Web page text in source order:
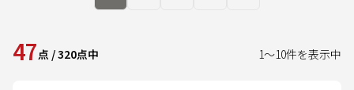
47点 /320点中 1～10件を表示中